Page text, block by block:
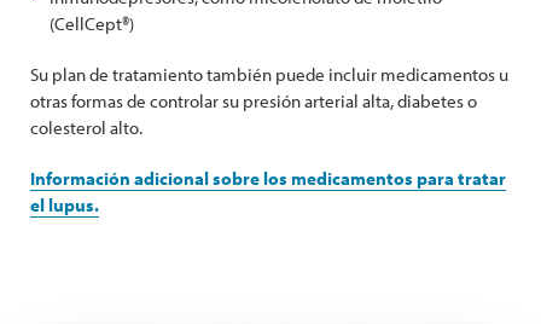
(CellCept®)
Su plan de tratamiento también puede incluir medicamentos u
otras formas de controlar su presión arterial alta, diabetes o
colesterol alto.
Información adicional sobre los medicamentos para tratar
el lupus.